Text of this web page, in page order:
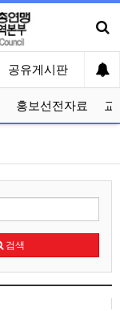
공유게시판 선거
홍보선전자료 교
검색